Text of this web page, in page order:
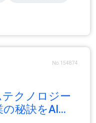
No.154874
テクノロジー
秘訣をAI...